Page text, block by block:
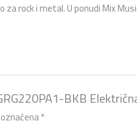
rock i metal. U ponudi Mix
BKB
*